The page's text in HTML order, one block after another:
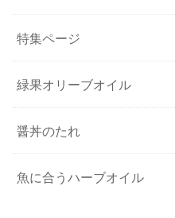
特集ページ
緑果オリーブオイル
醤丼のたれ
魚に合うハーブオイル